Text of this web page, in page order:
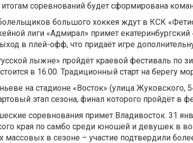
соревнований будет сформирована
большого хоккея ждут в КСК
лиги «Адмирал» примет
в плей-офф, что придаёт игре
лыжне» пройдёт краевой фестиваль по
в 16.00. Традиционный старт на
на стадионе «Восток» (улица Жуковского,
этап сезона, финал которого пройдёт в
соревнования примет Владивосток. 31
края по самбо среди юношей и девушек в
массовых в сезоне – участие подтвердили